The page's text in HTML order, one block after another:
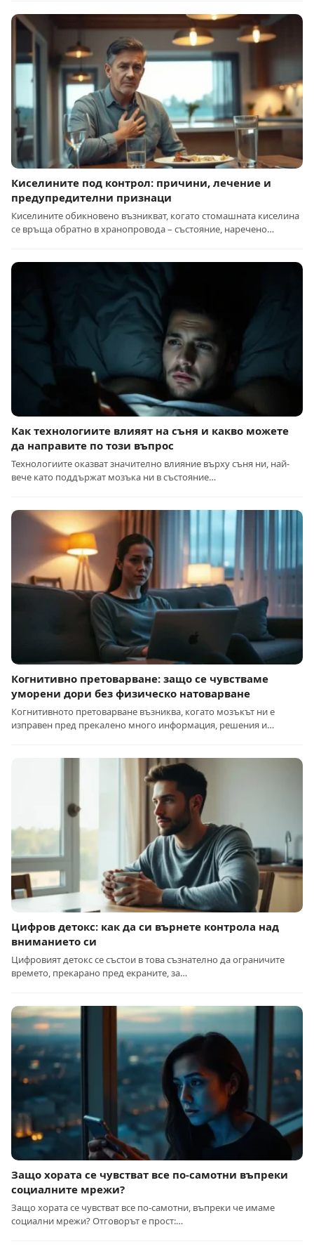
Киселините под контрол: причини, лечение и
предупредителни признаци
Киселините обикновено възникват, когато стомашната киселина
се връща обратно в хранопровода – състояние, наречено…
Как технологиите влияят на съня и какво можете
да направите по този въпрос
Технологиите оказват значително влияние върху съня ни, най-
вече като поддържат мозъка ни в състояние…
Когнитивно претоварване: защо се чувстваме
уморени дори без физическо натоварване
Когнитивното претоварване възниква, когато мозъкът ни е
изправен пред прекалено много информация, решения и…
Цифров детокс: как да си върнете контрола над
вниманието си
Цифровият детокс се състои в това съзнателно да ограничите
времето, прекарано пред екраните, за…
Защо хората се чувстват все по-самотни въпреки
социалните мрежи?
Защо хората се чувстват все по-самотни, въпреки че имаме
социални мрежи? Отговорът е прост:…